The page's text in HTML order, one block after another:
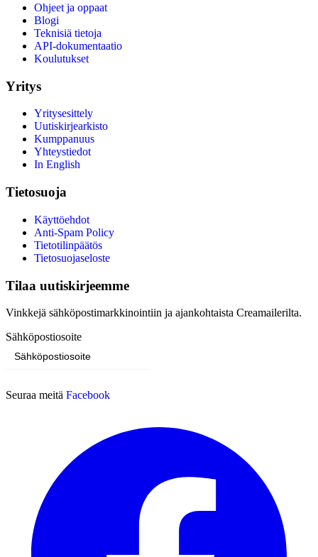
Ohjeet ja oppaat
Blogi
Teknisiä tietoja
API-dokumentaatio
Koulutukset
Yritys
Yritysesittely
Uutiskirjearkisto
Kumppanuus
Yhteystiedot
In English
Tietosuoja
Käyttöehdot
Anti-Spam Policy
Tietotilinpäätös
Tietosuojaseloste
Tilaa uutiskirjeemme
Vinkkejä sähköpostimarkkinointiin ja ajankohtaista Creamailerilta.
Sähköpostiosoite
Seuraa meitä Facebook